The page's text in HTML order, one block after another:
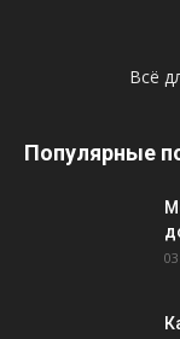
Всё
Популярные